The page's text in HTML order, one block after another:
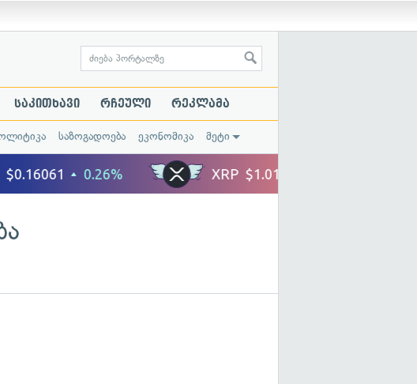
საკითხავი რჩეული რეკლამა
საზოგადოება ეკონომიკა მეტი